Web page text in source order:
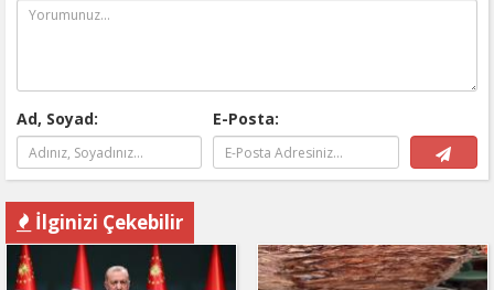
Ad, Soyad: E-Posta:
İlginizi Çekebilir